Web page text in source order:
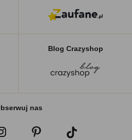
Blog Crazyshop
nas